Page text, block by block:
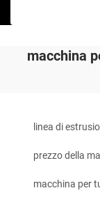
macchina
linea di
prezzo della
macchina per